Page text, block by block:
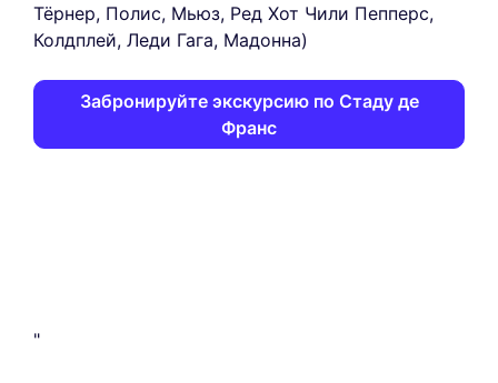
Тёрнер, Полиc, Мьюз, Ред Хот Чили Пепперс,
Колдплей, Леди Гага, Мадонна)
Забронируйте экскурсию по Стаду де
Франс
"